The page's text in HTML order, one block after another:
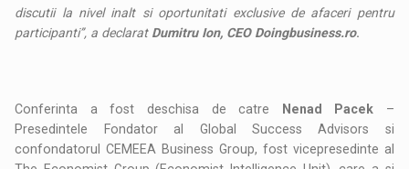
discutii la nivel inalt si oportunitati exclusive de afaceri pentru
participanti’’, a declarat Dumitru Ion, CEO Doingbusiness.ro.
Conferinta a fost deschisa de catre Nenad Pacek –
Presedintele Fondator al Global Success Advisors si
confondatorul CEMEEA Business Group, fost vicepresedinte al